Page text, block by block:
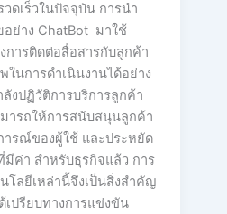
ดเร็วในปัจจุบัน การนำ
ย่าง ChatBot มาใช้
การติดต่อสื่อสารกับลูกค้า
ในการดำเนินงานได้อย่าง
งปฏิวัติการบริการลูกค้า
ารถให้การสนับสนุนลูกค้า
ารณ์ของผู้ใช้ และประหยัด
มีค่า สำหรับธุรกิจแล้ว การ
โลยีเหล่านี้จึงเป็นสิ่งสำคัญ
เปรียบทางการแข่งขัน